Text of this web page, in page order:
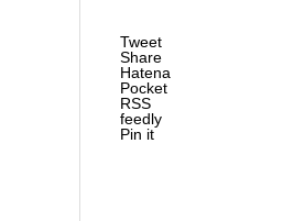
Tweet
Share
Hatena
Pocket
RSS
feedly
Pin it